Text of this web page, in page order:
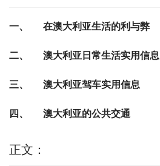
一、      在澳大利亚生活的利与弊
二、      澳大利亚日常生活实用信息
三、      澳大利亚驾车实用信息
四、      澳大利亚的公共交通
正文：